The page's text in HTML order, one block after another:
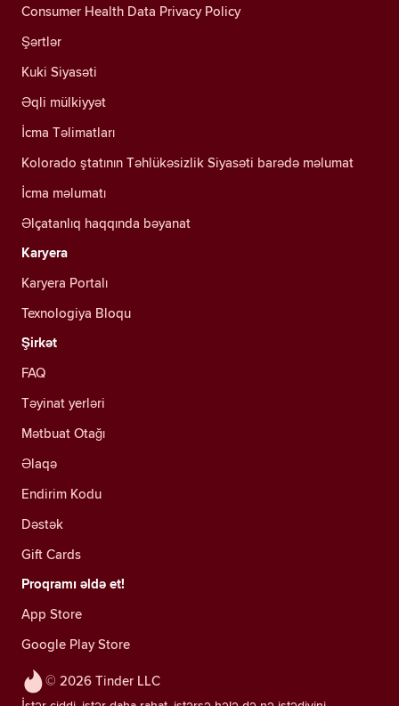
© 2026 Tinder LLC
Consumer Health Data Privacy Policy
Şərtlər
Kuki Siyasəti
Əqli mülkiyyət
İcma Təlimatları
Kolorado ştatının Təhlükəsizlik Siyasəti barədə məlumat
İcma məlumatı
Əlçatanlıq haqqında bəyanat
Karyera
Karyera Portalı
Texnologiya Bloqu
Şirkət
FAQ
Təyinat yerləri
Mətbuat Otağı
Əlaqə
Endirim Kodu
Dəstək
Gift Cards
Proqramı əldə et!
App Store
Google Play Store